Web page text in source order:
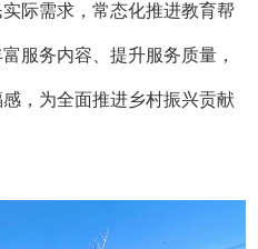
际需求，常态化推进教育帮
服务内容、提升服务质量，
，为全面推进乡村振兴贡献